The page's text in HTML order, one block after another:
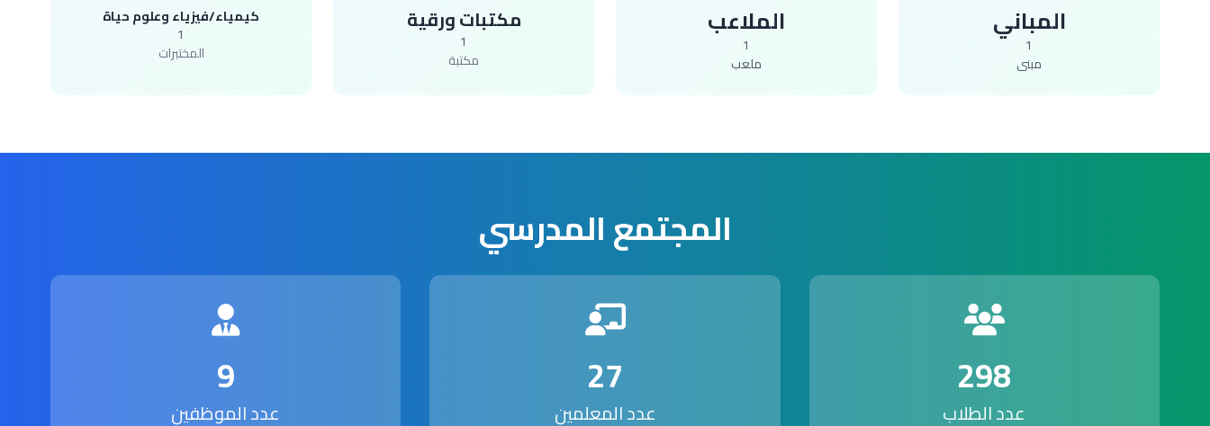
المباني
1
مبنى
الملاعب
1
ملعب
مكتبات ورقية
1
مكتبة
كيمياء/فيزياء وعلوم حياة
1
المختبرات
المجتمع المدرسي
298
عدد الطلاب
27
عدد المعلمين
9
عدد الموظفين